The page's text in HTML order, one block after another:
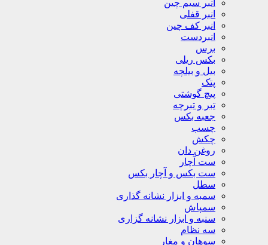
انبر سیم چین
انبر قفلی
انبر کف چین
انبردست
برس
بکس ریلی
بیل و بیلچه
پتک
پیچ گوشتی
تبر و تبرچه
جعبه بکس
چسب
چکش
روغن دان
ست آچار
ست بکس و آچار بکس
سطل
سمبه و ابزار نشانه گذاری
سمپاش
سنبه و ابزار نشانه گزاری
سه نظام
سوهان و مغار